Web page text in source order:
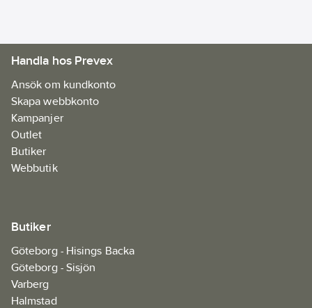
Handla hos Prevex
Ansök om kundkonto
Skapa webbkonto
Kampanjer
Outlet
Butiker
Webbutik
Butiker
Göteborg - Hisings Backa
Göteborg - Sisjön
Varberg
Halmstad